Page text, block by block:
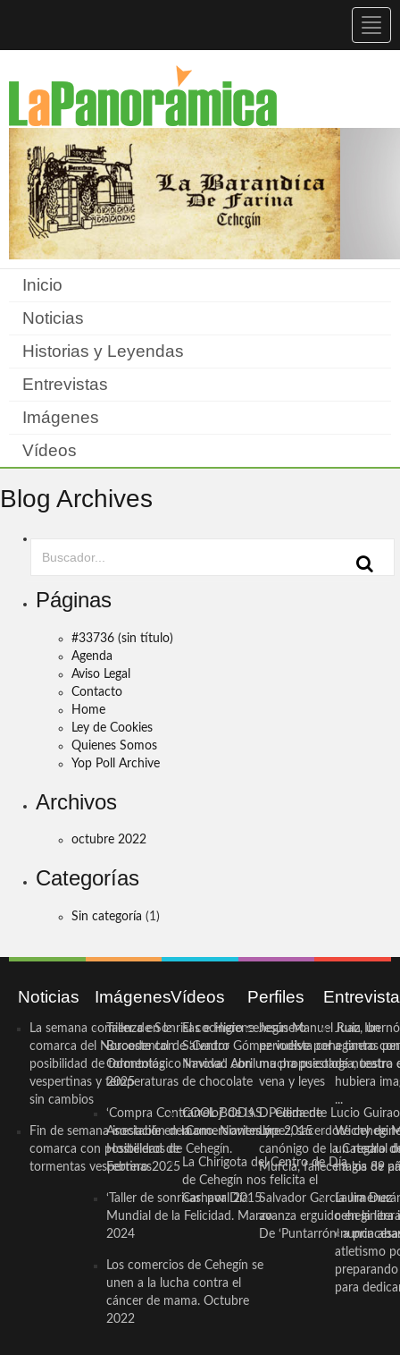
Inicio
Noticias
Historias y Leyendas
Entrevistas
Imágenes
Vídeos
Blog Archives
Páginas
#33736 (sin título)
Agenda
Aviso Legal
Contacto
Home
Ley de Cookies
Quienes Somos
Yop Poll Archive
Archivos
octubre 2022
Categorías
Sin categoría (1)
Noticias
La semana comienza en la
comarca del Noroeste con
posibilidad de tormentas
vespertinas y temperaturas
sin cambios
Fin de semana inestable en la
comarca con posibilidad de
tormentas vespertinas
Imágenes
Taller de Sonrisas e Higiene
Bucodental de ‘Centro
Odontológico Innova’. Abril
2025
‘Compra Contrarreloj’ de la
Asociación de Comerciantes y
Hosteleros de Cehegín.
Febrero 2025
‘Taller de sonrisas’ por Día
Mundial de la Felicidad. Marzo
2024
Los comercios de Cehegín se
unen a la lucha contra el
cáncer de mama. Octubre
2022
Vídeos
El cocinero ceheginero
Salvador Gómez vuelve por
Navidad con una propuesta
de chocolate
COOL BODAS. Pedida de
mano. Noviembre 2015
La Chirigota del Centro de Día
de Cehegín nos felicita el
Carnaval 2015
Perfiles
Jesús Manuel Ruiz, un
periodista ceheginero con
mucha psicología, teatro
vena y leyes
D. Clemente Lucio Guirao
López, sacerdote
canónigo de la Catedral
Murcia, fallece a los 89
Salvador García Jiménez
avanza erguido en la
De ‘Puntarrón’ a
Juan
a tantas
de nuestra
hubiera
...
Wichy de
un regalo
magia de
Laura
ceheginera
«nunca
atletismo
para